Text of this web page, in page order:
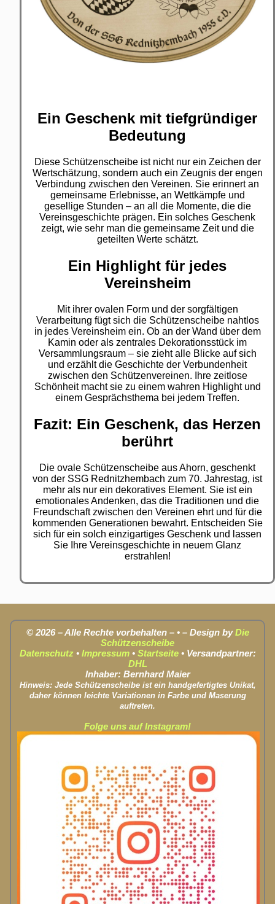
Ein Geschenk mit tiefgründiger
Bedeutung
Diese Schützenscheibe ist nicht nur ein Zeichen der
Wertschätzung, sondern auch ein Zeugnis der engen
Verbindung zwischen den Vereinen. Sie erinnert an
gemeinsame Erlebnisse, an Wettkämpfe und
gesellige Stunden – an all die Momente, die die
Vereinsgeschichte prägen. Ein solches Geschenk
zeigt, wie sehr man die gemeinsame Zeit und die
geteilten Werte schätzt.
Ein Highlight für jedes
Vereinsheim
Mit ihrer ovalen Form und der sorgfältigen
Verarbeitung fügt sich die Schützenscheibe nahtlos
in jedes Vereinsheim ein. Ob an der Wand über dem
Kamin oder als zentrales Dekorationsstück im
Versammlungsraum – sie zieht alle Blicke auf sich
und erzählt die Geschichte der Verbundenheit
zwischen den Schützenvereinen. Ihre zeitlose
Schönheit macht sie zu einem wahren Highlight und
einem Gesprächsthema bei jedem Treffen.
Fazit: Ein Geschenk, das Herzen
berührt
Die ovale Schützenscheibe aus Ahorn, geschenkt
von der SSG Rednitzhembach zum 70. Jahrestag, ist
mehr als nur ein dekoratives Element. Sie ist ein
emotionales Andenken, das die Traditionen und die
Freundschaft zwischen den Vereinen ehrt und für die
kommenden Generationen bewahrt. Entscheiden Sie
sich für ein solch einzigartiges Geschenk und lassen
Sie Ihre Vereinsgeschichte in neuem Glanz
erstrahlen!
© 2026 – Alle Rechte vorbehalten – • – Design byDie
Schützenscheibe
Datenschutz• Impressum• Startseite• Versandpartner:
DHL
Inhaber: Bernhard Maier
Hinweis: Jede Schützenscheibe ist ein handgefertigtes Unikat,
daher können leichte Variationen in Farbe und Maserung
auftreten.
Folge uns auf Instagram!